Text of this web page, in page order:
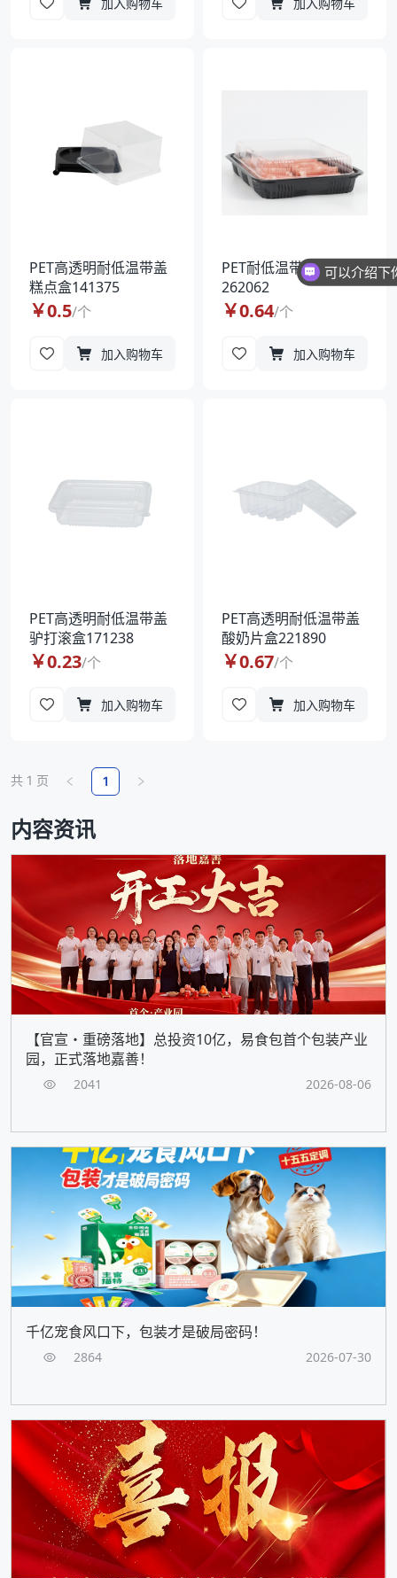
加入购物车 加入购物车
PET高透明耐低温带盖
糕点盒141375
￥0.5/个
加入购物车
PET耐低温带盖肉片盒
262062
￥0.64/个
加入购物车
PET高透明耐低温带盖
驴打滚盒171238
￥0.23/个
加入购物车
PET高透明耐低温带盖
酸奶片盒221890
￥0.67/个
加入购物车
共 1 页 1
内容资讯
【官宣・重磅落地】总投资10亿，易食包首个包装产业
园，正式落地嘉善！
2041 2026-08-06
千亿宠食风口下，包装才是破局密码！
2864 2026-07-30